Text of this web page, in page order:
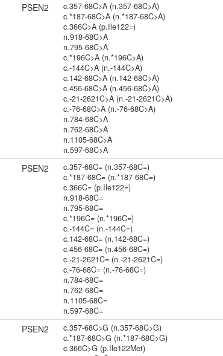
PSEN2
c.357-68C>A (n.357-68C>A)
c.*187-68C>A (n.*187-68C>A)
c.366C>A (p.Ile122=)
n.918-68C>A
n.795-68C>A
c.*196C>A (n.*196C>A)
c.-144C>A (n.-144C>A)
c.142-68C>A (n.142-68C>A)
c.456-68C>A (n.456-68C>A)
c.-21-2621C>A (n.-21-2621C>A)
c.-76-68C>A (n.-76-68C>A)
n.784-68C>A
n.762-68C>A
n.1105-68C>A
n.597-68C>A
PSEN2
c.357-68C= (n.357-68C=)
c.*187-68C= (n.*187-68C=)
c.366C= (p.Ile122=)
n.918-68C=
n.795-68C=
c.*196C= (n.*196C=)
c.-144C= (n.-144C=)
c.142-68C= (n.142-68C=)
c.456-68C= (n.456-68C=)
c.-21-2621C= (n.-21-2621C=)
c.-76-68C= (n.-76-68C=)
n.784-68C=
n.762-68C=
n.1105-68C=
n.597-68C=
PSEN2
c.357-68C>G (n.357-68C>G)
c.*187-68C>G (n.*187-68C>G)
c.366C>G (p.Ile122Met)